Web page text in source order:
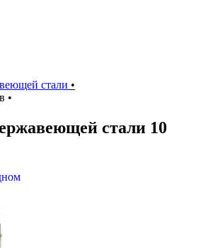
стали •
•
стали 10